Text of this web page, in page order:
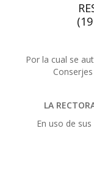
Por la cual se
LA
En uso de